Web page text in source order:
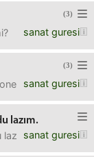
(3)
sanat guresi
(3)
sanat guresi
lazım.
sanat guresi